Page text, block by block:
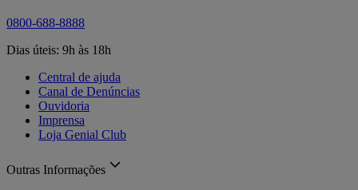
0800-688-8888
Dias úteis: 9h às 18h
Central de ajuda
Canal de Denúncias
Ouvidoria
Imprensa
Loja Genial Club
Outras Informações